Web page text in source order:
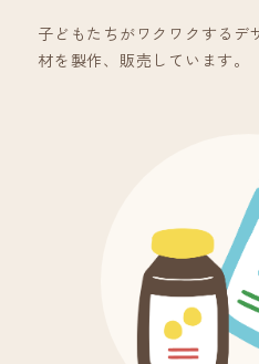
子どもたちがワクワクするデ
材を製作、販売しています。